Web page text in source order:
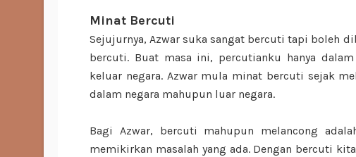
Minat Bercuti
Sejujurnya, Azwar suka sangat bercuti tapi boleh
bercuti. Buat masa ini, percutianku hanya
keluar negara. Azwar mula minat bercuti sejak
dalam negara mahupun luar negara.
Bagi Azwar, bercuti mahupun melancong
memikirkan masalah yang ada. Dengan bercuti